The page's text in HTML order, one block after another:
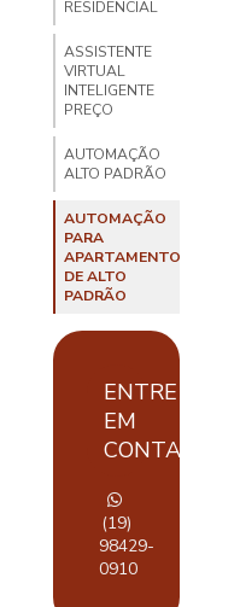
RESIDENCIAL
ASSISTENTE
VIRTUAL
INTELIGENTE
PREÇO
AUTOMAÇÃO
ALTO PADRÃO
AUTOMAÇÃO
PARA
APARTAMENTO
DE ALTO
PADRÃO
AUTOMAÇÃO
APARTAMENTOS
AUTOMAÇÃO
APARTAMENTOS
AUTOMAÇÃO
DE AR
CONDICIONADO
ENTRE
EM
CONTATO
(19)
98429-
0910